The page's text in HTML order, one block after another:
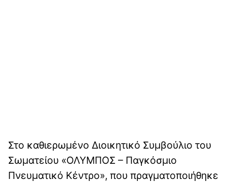
Στο καθιερωμένο Διοικητικό Συμβούλιο του
Σωματείου «ΟΛΥΜΠΟΣ – Παγκόσμιο
Πνευματικό Κέντρο», που πραγματοποιήθηκε